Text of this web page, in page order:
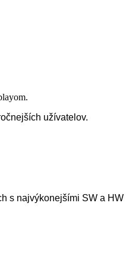
užívatelov.
s najvýkonejšími SW a